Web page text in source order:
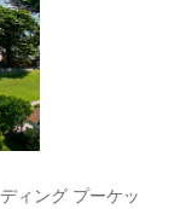
ィング プーケッ